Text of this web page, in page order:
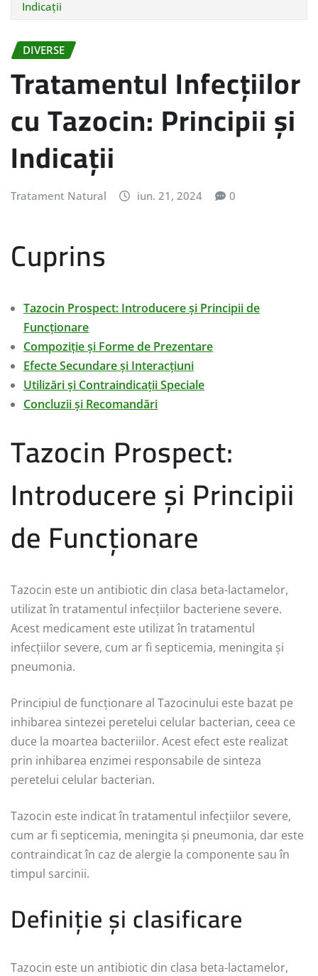
Indicații
DIVERSE
Tratamentul Infecțiilor
cu Tazocin: Principii și
Indicații
Tratament Natural iun. 21, 2024 0
Cuprins
Tazocin Prospect: Introducere și Principii de
Funcționare
Compoziție și Forme de Prezentare
Efecte Secundare și Interacțiuni
Utilizări și Contraindicații Speciale
Concluzii și Recomandări
Tazocin Prospect:
Introducere și Principii
de Funcționare
Tazocin este un antibiotic din clasa beta-lactamelor,
utilizat în tratamentul infecțiilor bacteriene severe.
Acest medicament este utilizat în tratamentul
infecțiilor severe, cum ar fi septicemia, meningita și
pneumonia.
Principiul de funcționare al Tazocinului este bazat pe
inhibarea sintezei peretelui celular bacterian, ceea ce
duce la moartea bacteriilor. Acest efect este realizat
prin inhibarea enzimei responsabile de sinteza
peretelui celular bacterian.
Tazocin este indicat în tratamentul infecțiilor severe,
cum ar fi septicemia, meningita și pneumonia, dar este
contraindicat în caz de alergie la componente sau în
timpul sarcinii.
Definiție și clasificare
Tazocin este un antibiotic din clasa beta-lactamelor,